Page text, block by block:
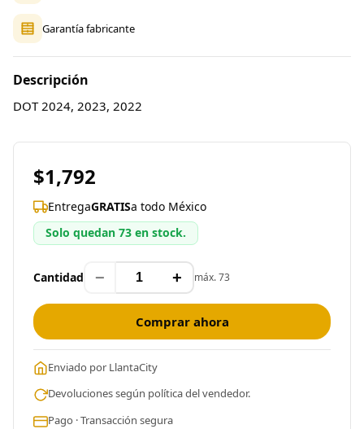
Garantía fabricante
Descripción
DOT 2024, 2023, 2022
$1,792
EntregaGRATISa todo México
Solo quedan 73 en stock.
Cantidad − + máx. 73
Comprar ahora
Enviado por LlantaCity
Devoluciones según política del vendedor.
Pago · Transacción segura